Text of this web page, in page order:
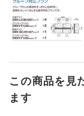
この商品を見
ます